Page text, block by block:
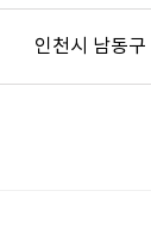
인천시 남동